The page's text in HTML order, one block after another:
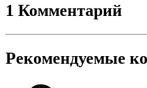
1 Комментарий
Рекомендуемые